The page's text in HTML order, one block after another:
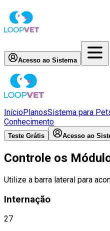
Acesso ao Sistema
InícioPlanosSistema para
Conhecimento
Teste Grátis Acesso ao
Controle os
Utilize a barra lateral para
Internação
27